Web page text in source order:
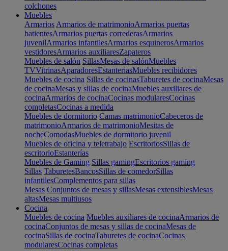
colchones
Muebles
Armarios Armarios de matrimonioArmarios puertas
batientesArmarios puertas correderasArmarios
juvenilArmarios infantilesArmarios esquinerosArmarios
vestidoresArmarios auxiliaresZapateros
Muebles de salón SillasMesas de salónMuebles
TVVitrinasAparadoresEstanteriasMuebles recibidores
Muebles de cocina Sillas de cocinasTaburetes de cocinaMesas
de cocinaMesas y sillas de cocinaMuebles auxiliares de
cocinaArmarios de cocinaCocinas modularesCocinas
completasCocinas a medida
Muebles de dormitorio Camas matrimonioCabeceros de
matrimonioArmarios de matrimonioMesitas de
nocheComodasMuebles de dormitorio juvenil
Muebles de oficina y teletrabajo EscritoriosSillas de
escritorioEstanterías
Muebles de Gaming Sillas gamingEscritorios gaming
Sillas TaburetesBancosSillas de comedorSillas
infantilesComplementos para sillas
Mesas Conjuntos de mesas y sillasMesas extensiblesMesas
altasMesas multiusos
Cocina
Muebles de cocina Muebles auxiliares de cocinaArmarios de
cocinaConjuntos de mesas y sillas de cocinaMesas de
cocinaSillas de cocinaTaburetes de cocinaCocinas
modularesCocinas completas